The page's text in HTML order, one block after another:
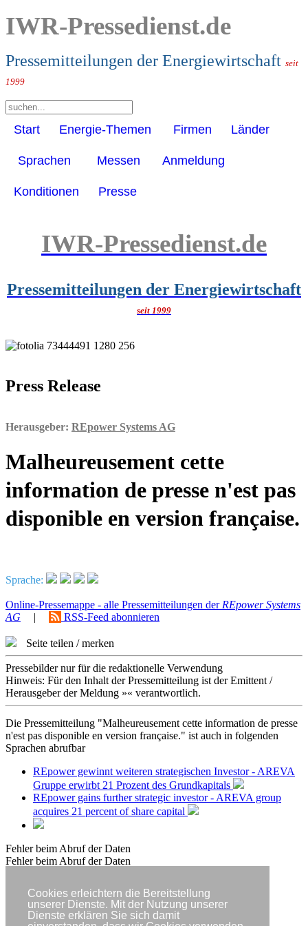
Cookies erleichtern die Bereitstellung
unserer Dienste. Mit der Nutzung unserer
Dienste erklären Sie sich damit
IWR-Pressedienst.de
Pressemitteilungen der Energiewirtschaft seit
1999
Start Energie-Themen Firmen Länder
Sprachen Messen Anmeldung
Konditionen Presse
IWR-Pressedienst.de
Pressemitteilungen der Energiewirtschaft
seit 1999
Press Release
Herausgeber: REpower Systems AG
Malheureusement cette
information de presse n'est pas
disponible en version française.
Sprache:
Online-Pressemappe - alle Pressemitteilungen der REpower Systems
AG
| RSS-Feed abonnieren
Seite teilen / merken
Pressebilder nur für die redaktionelle Verwendung
Hinweis: Für den Inhalt der Pressemitteilung ist der Emittent /
Herausgeber der Meldung »« verantwortlich.
Die Pressemitteilung "Malheureusement cette information de presse
n'est pas disponible en version française." ist auch in folgenden
Sprachen abrufbar
REpower gewinnt weiteren strategischen Investor - AREVA
Gruppe erwirbt 21 Prozent des Grundkapitals
REpower gains further strategic investor - AREVA group
acquires 21 percent of share capital
Fehler beim Abruf der Daten
Fehler beim Abruf der Daten